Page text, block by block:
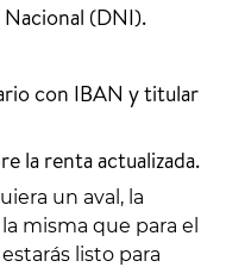
(DNI).
con IBAN y titular
la renta actualizada.
un aval, la
misma que para el
listo para